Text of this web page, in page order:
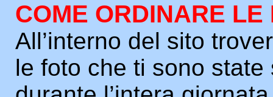
COME ORDINARE LE
All’interno del sito
le foto che ti sono state